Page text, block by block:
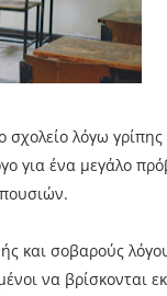
λόγω
για ένα μεγάλο
και σοβαρούς
να βρίσκονται